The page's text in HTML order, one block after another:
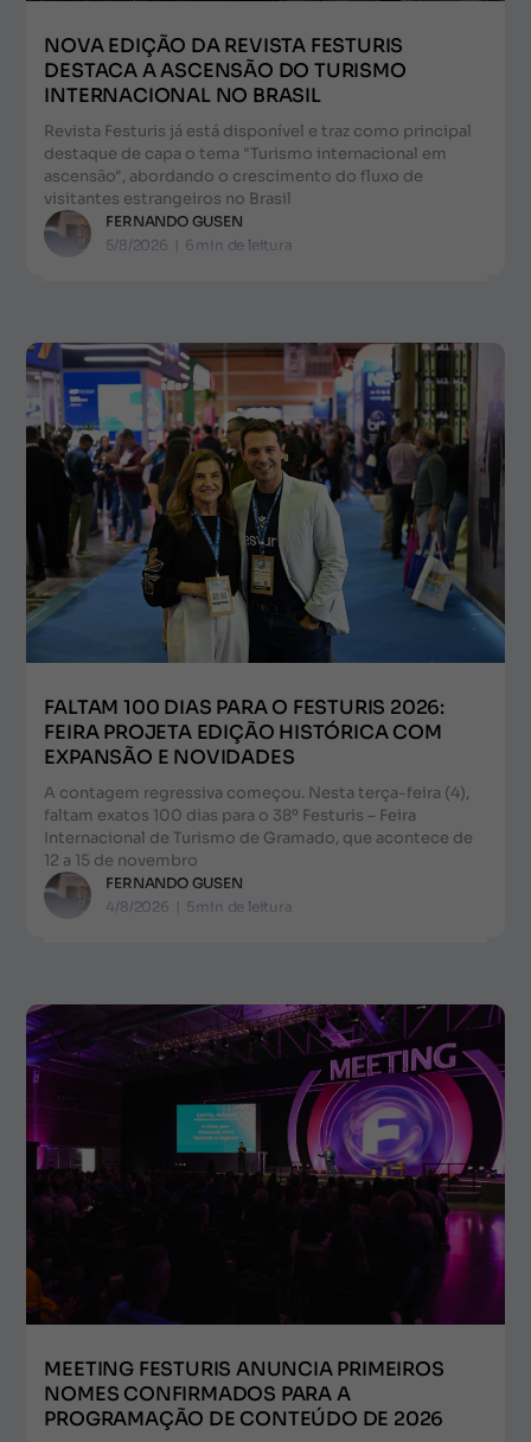
NOVA EDIÇÃO DA REVISTA FESTURIS
DESTACA A ASCENSÃO DO TURISMO
INTERNACIONAL NO BRASIL
Revista Festuris já está disponível e traz como principal
destaque de capa o tema "Turismo internacional em
ascensão", abordando o crescimento do fluxo de
visitantes estrangeiros no Brasil
FERNANDO GUSEN
5/8/2026 | 6 min de leitura
FALTAM 100 DIAS PARA O FESTURIS 2026:
FEIRA PROJETA EDIÇÃO HISTÓRICA COM
EXPANSÃO E NOVIDADES
A contagem regressiva começou. Nesta terça-feira (4),
faltam exatos 100 dias para o 38º Festuris – Feira
Internacional de Turismo de Gramado, que acontece de
12 a 15 de novembro
FERNANDO GUSEN
4/8/2026 | 5min de leitura
MEETING FESTURIS ANUNCIA PRIMEIROS
NOMES CONFIRMADOS PARA A
PROGRAMAÇÃO DE CONTEÚDO DE 2026